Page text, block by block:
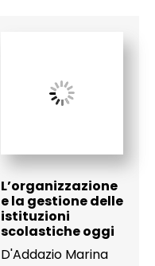
L’organizzazione
e la gestione delle
istituzioni
scolastiche oggi
D'Addazio Marina